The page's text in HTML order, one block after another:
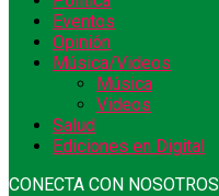
Eventos
Opinión
Música/Videos
Música
Videos
Salud
Ediciones en Digital
CONECTA CON NOSOTROS